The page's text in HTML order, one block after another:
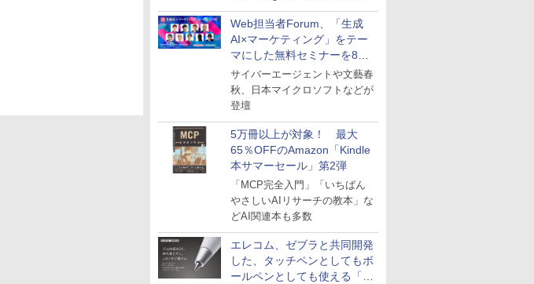
Web担当者Forum、「生成
AI×マーケティング」をテー
マにした無料セミナーを8月
27日にオンライン開催
サイバーエージェントや文藝春
秋、日本マイクロソフトなどが
登壇
5万冊以上が対象！ 最大
65％OFFのAmazon「Kindle
本サマーセール」第2弾
「MCP完全入門」「いちばん
やさしいAIリサーチの教本」な
どAI関連本も多数
エレコム、ゼブラと共同開発
した、タッチペンとしてもボ
ールペンとしても使える「ス